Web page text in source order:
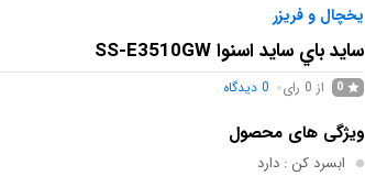
یخچال و فریزر
سايد باي سايد اسنوا SS-E3510GW
0 از 0 رای 0 دیدگاه
ویژگی های محصول
ابسرد کن: دارد